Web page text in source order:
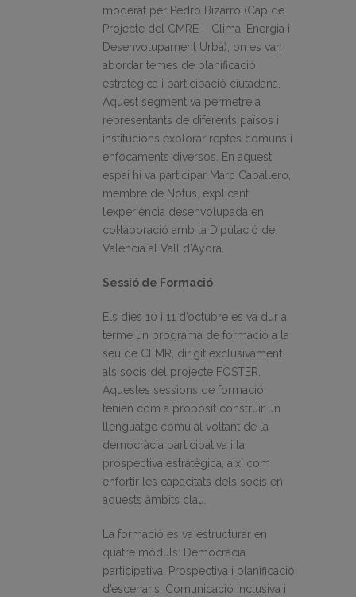
moderat per Pedro Bizarro (Cap de
Projecte del CMRE – Clima, Energia i
Desenvolupament Urbà), on es van
abordar temes de planificació
estratègica i participació ciutadana.
Aquest segment va permetre a
representants de diferents països i
institucions explorar reptes comuns i
enfocaments diversos. En aquest
espai hi va participar Marc Caballero,
membre de Notus, explicant
l’experiència desenvolupada en
col·laboració amb la Diputació de
València al Vall d’Ayora.
Sessió de Formació
Els dies 10 i 11 d’octubre es va dur a
terme un programa de formació a la
seu de CEMR, dirigit exclusivament
als socis del projecte FOSTER.
Aquestes sessions de formació
tenien com a propòsit construir un
llenguatge comú al voltant de la
democràcia participativa i la
prospectiva estratègica, així com
enfortir les capacitats dels socis en
aquests àmbits clau.
La formació es va estructurar en
quatre mòduls: Democràcia
participativa, Prospectiva i planificació
d’escenaris, Comunicació inclusiva i